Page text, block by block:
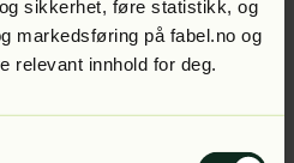
sikkerhet, føre statistikk, og
markedsføring på fabel.no og
relevant innhold for deg.